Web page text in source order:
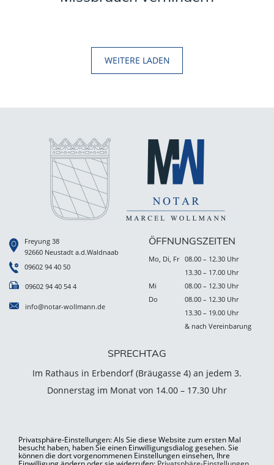
WEITERE LADEN
Freyung 38
92660 Neustadt a.d.Waldnaab
09602 94 40 50
09602 94 40 54 4
info@notar-wollmann.de
ÖFFNUNGSZEITEN
Mo, Di, Fr 08.00 – 12.30 Uhr
13.30 – 17.00 Uhr
Mi
08.00 – 12.30 Uhr
Do
08.00 – 12.30 Uhr
13.30 – 19.00 Uhr
& nach Vereinbarung
SPRECHTAG
Im Rathaus in Erbendorf (Bräugasse 4) an jedem 3.
Donnerstag im Monat von 14.00 – 17.30 Uhr
Privatsphäre-Einstellungen: Als Sie diese Website zum ersten Mal
besucht haben, haben Sie einen Einwilligungsdialog gesehen. Sie
können die dort vorgenommenen Einstellungen einsehen, Ihre